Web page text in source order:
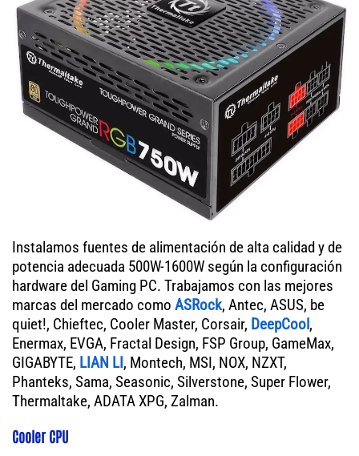
Instalamos fuentes de alimentación de alta calidad y de
potencia adecuada 500W-1600W según la configuración
hardware del Gaming PC. Trabajamos con las mejores
marcas del mercado como ASRock, Antec, ASUS, be
quiet!, Chieftec, Cooler Master, Corsair, DeepCool,
Enermax, EVGA, Fractal Design, FSP Group, GameMax,
GIGABYTE, LIAN LI, Montech, MSI, NOX, NZXT,
Phanteks, Sama, Seasonic, Silverstone, Super Flower,
Thermaltake, ADATA XPG, Zalman.
Cooler CPU